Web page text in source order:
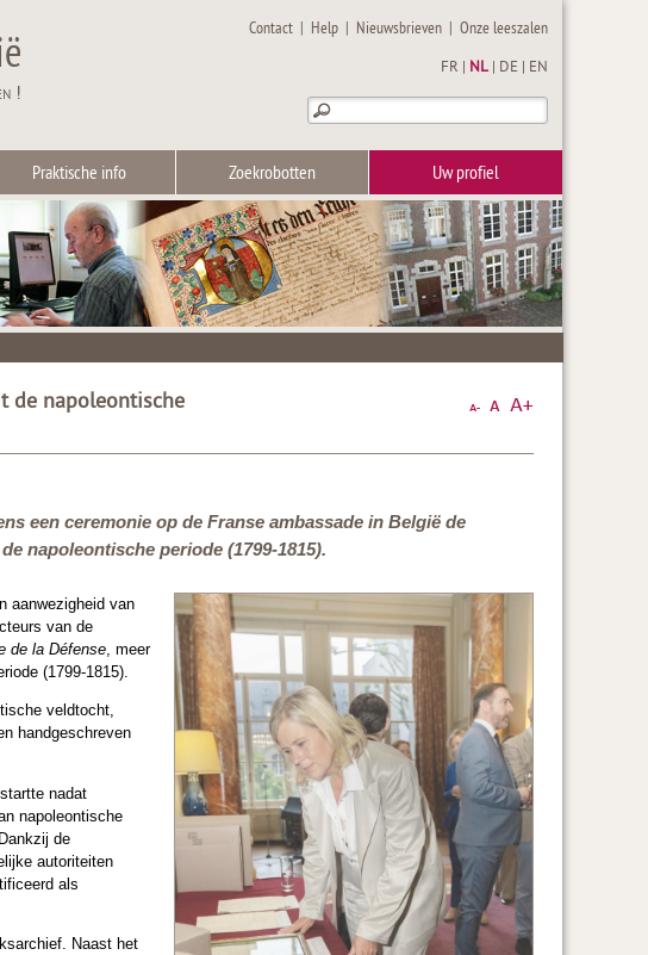
!
Contact | Help | Nieuwsbrieven |Onze leeszalen
FR NL DE EN
Praktische info Zoekrobotten Uw profiel
de napoleontische
een ceremonie op de Franse ambassade in België de
napoleontische periode (1799-1815).
aanwezigheid van
van de
de la Défense, meer
(1799-1815).
veldtocht,
handgeschreven
nadat
napoleontische
de
autoriteiten
als
Naast het